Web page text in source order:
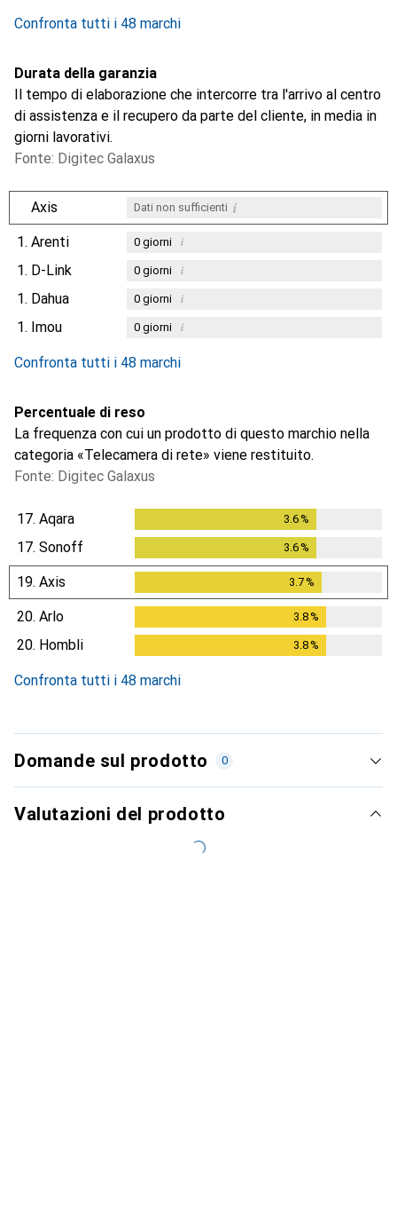
Confronta tutti i 48 marchi
Durata della garanzia
Il tempo di elaborazione che intercorre tra l'arrivo al centro
di assistenza e il recupero da parte del cliente, in media in
giorni lavorativi.
Fonte: Digitec Galaxus
Axis Dati non sufficienti i
1. Arenti 0giorni i
1. D-Link 0giorni i
1. Dahua 0giorni i
1. Imou 0giorni i
Confronta tutti i 48 marchi
Percentuale di reso
La frequenza con cui un prodotto di questo marchio nella
categoria «Telecamera di rete» viene restituito.
Fonte: Digitec Galaxus
17. Aqara 3.6%
17. Sonoff 3.6%
19. Axis 3.7%
20. Arlo 3.8%
20. Hombli 3.8%
Confronta tutti i 48 marchi
Domande sul prodotto 0
Valutazioni del prodotto